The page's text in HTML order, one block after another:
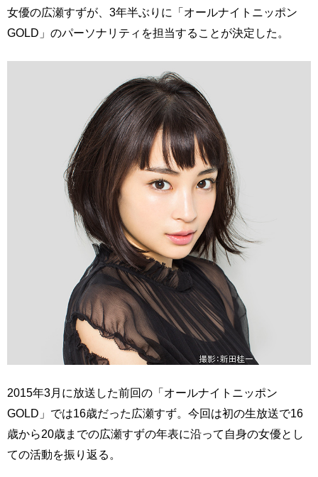
女優の広瀬すずが、3年半ぶりに「オールナイトニッポン
GOLD」のパーソナリティを担当することが決定した。
2015年3月に放送した前回の「オールナイトニッポン
GOLD」では16歳だった広瀬すず。今回は初の生放送で16
歳から20歳までの広瀬すずの年表に沿って自身の女優とし
ての活動を振り返る。